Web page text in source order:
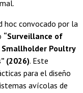
hoc convocado por la
“Surveillance of
Poultry
(2026). Este
para el diseño
avícolas de